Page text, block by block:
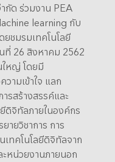
กัด ร่วมงาน PEA
learning กับ
ชมรมเทคโนโลยี
ที่ 26 สิงหาคม 2562
หญ่ โดยมี
ามเข้าใจ แลก
รสร้างสรรค์และ
ดิจิทัลภายในองค์กร
ายวิชาการ การ
เทคโนโลยีดิจิทัลจาก
หน่วยงานภายนอก